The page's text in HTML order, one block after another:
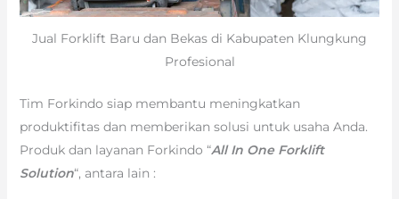
Jual Forklift Baru dan Bekas di Kabupaten Klungkung
Profesional
Tim Forkindo siap membantu meningkatkan
produktifitas dan memberikan solusi untuk usaha Anda.
Produk dan layanan Forkindo “All In One Forklift
Solution“, antara lain :